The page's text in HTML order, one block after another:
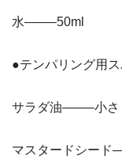
水——–50ml
●テンパリング用
サラダ油——–小さ
マスタードシー